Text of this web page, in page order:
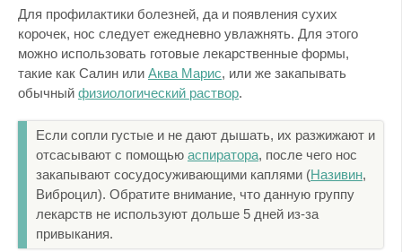
Для профилактики болезней, да и появления сухих
корочек, нос следует ежедневно увлажнять. Для этого
можно использовать готовые лекарственные формы,
такие как Салин или Аква Марис, или же закапывать
обычный физиологический раствор.
Если сопли густые и не дают дышать, их разжижают и
отсасывают с помощью аспиратора, после чего нос
закапывают сосудосуживающими каплями (Називин,
Виброцил). Обратите внимание, что данную группу
лекарств не используют дольше 5 дней из-за
привыкания.